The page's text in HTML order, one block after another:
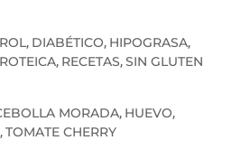
, DIABÉTICO, HIPOGRASA,
, RECETAS,SIN GLUTEN
MORADA, HUEVO,
,TOMATE CHERRY